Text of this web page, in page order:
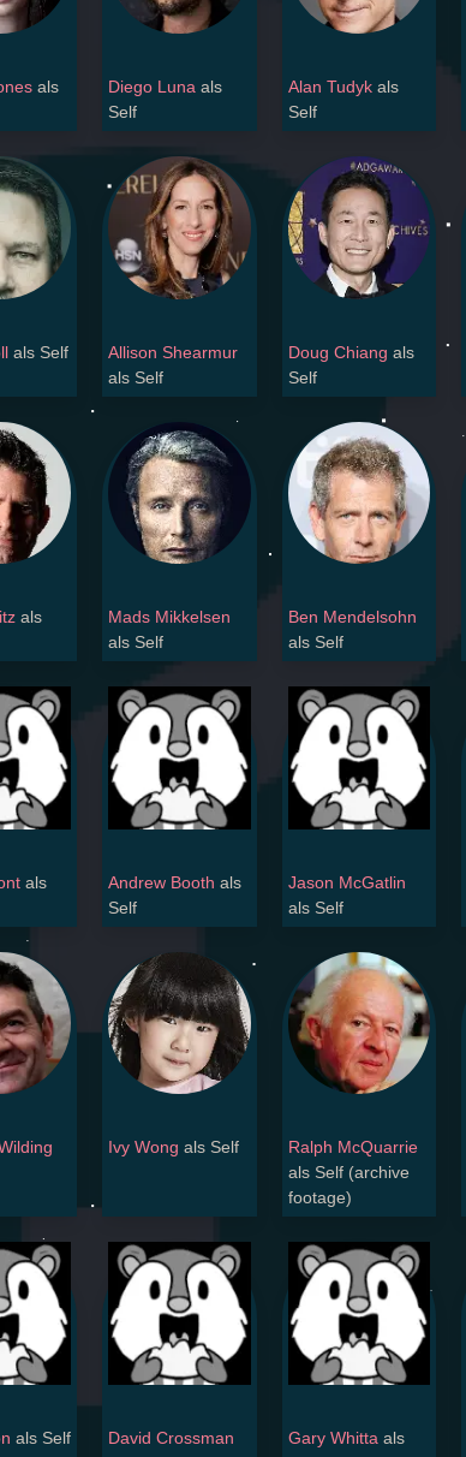
als
Diego Luna als
Self
Alan Tudykals
Self
als Self
Allison Shearmur
als Self
Doug Chiang als
Self
als
Mads Mikkelsen
als Self
Ben Mendelsohn
als Self
als
Andrew Booth als
Self
Jason McGatlin
als Self
Ivy Wong als Self
Ralph McQuarrie
als Self (archive
footage)
als Self
David Crossman
Gary Whitta als